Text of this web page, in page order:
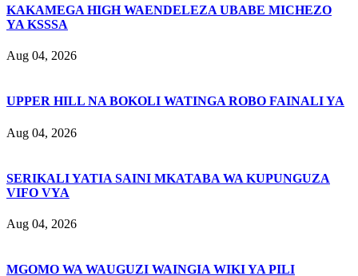
KAKAMEGA HIGH WAENDELEZA UBABE MICHEZO
YA KSSSA
Aug 04, 2026
UPPER HILL NA BOKOLI WATINGA ROBO FAINALI YA
Aug 04, 2026
SERIKALI YATIA SAINI MKATABA WA KUPUNGUZA
VIFO VYA
Aug 04, 2026
MGOMO WA WAUGUZI WAINGIA WIKI YA PILI